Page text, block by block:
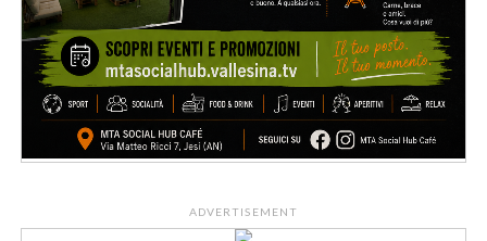
ADVERTISEMENT